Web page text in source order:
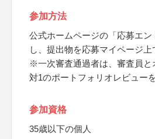
参加方法
公式ホームページの「応募エ
し、提出物を応募マイページ上
※一次審査通過者は、審査員と
対1のポートフォリオレビュー
参加資格
35歳以下の個人